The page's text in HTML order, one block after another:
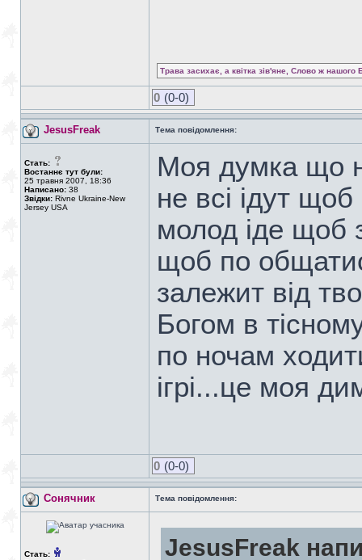
Трава засихає, а квітка зів'яне, Слово ж нашого
0 (0-0)
JesusFreak Тема повідомлення:
Стать:
Востаннє тут були:
25 травня 2007, 18:36
Написано: 38
Звідки: Rivne Ukraine-New
Jersey USA
Моя думка що
не всі ідут
молод іде щоб
щоб по
залежит від
Богом в
по ночам
ігрі...це моя
0 (0-0)
Сонячник Тема повідомлення:
Стать:
JesusFreak